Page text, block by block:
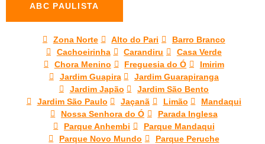
ABC PAULISTA
Zona Norte Alto do Pari
Barro Branco
Cachoeirinha
Carandiru
Casa Verde
Chora Menino
Freguesia do Ó
Imirim
Jardim Guapira
Jardim Guarapiranga
Jardim Japão
Jardim São Bento
Jardim São Paulo
Jaçanã Limão
Mandaqui
Nossa Senhora do Ó
Parada Inglesa
Parque Anhembi
Parque Mandaqui
Parque Novo Mundo
Parque Peruche